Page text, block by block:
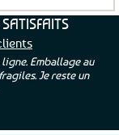
Emballage au
Je reste un